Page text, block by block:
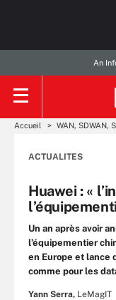
An
Accueil WAN, SDWAN,
ACTUALITES
Huawei : «
Un an après avoir
l’équipementier
en Europe et lance
comme pour les
Yann Serra, LeMagIT